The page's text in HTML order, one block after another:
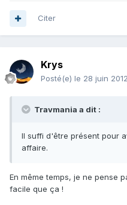
Citer
Krys
Posté(e) le 28 juin 2012
Travmania a dit :
Il suffi d'être présent pour
affaire.
En même temps, je ne pense
facile que ça !